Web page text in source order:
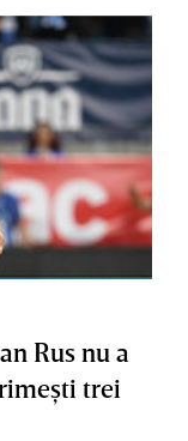
Rus nu a
trei